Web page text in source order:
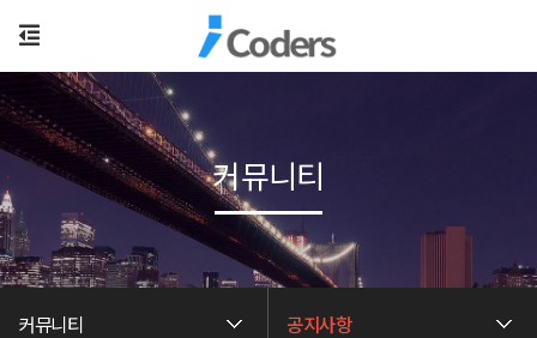
커뮤니티 공지사항
커뮤니티